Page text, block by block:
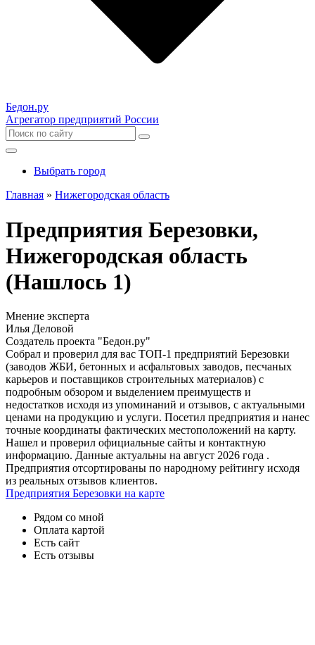
Бедон.ру
Агрегатор предприятий России
Выбрать город
Главная » Нижегородская область
Предприятия Березовки,
Нижегородская область
(Нашлось 1)
Мнение эксперта
Илья Деловой
Создатель проекта "Бедон.ру"
Собрал и проверил для вас ТОП-1 предприятий Березовки
(заводов ЖБИ, бетонных и асфальтовых заводов, песчаных
карьеров и поставщиков строительных материалов) с
подробным обзором и выделением преимуществ и
недостатков исходя из упоминаний и отзывов, с актуальными
ценами на продукцию и услуги. Посетил предприятия и нанес
точные координаты фактических местоположений на карту.
Нашел и проверил официальные сайты и контактную
информацию. Данные актуальны на август 2026 года .
Предприятия отсортированы по народному рейтингу исходя
из реальных отзывов клиентов.
Предприятия Березовки на карте
Рядом со мной
Оплата картой
Есть сайт
Есть отзывы